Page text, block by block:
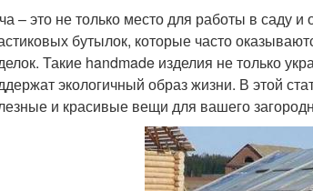
– это не только место для работы в саду
бутылок, которые часто
Такие handmade изделия не только
экологичный образ жизни. В этой
и красивые вещи для вашего